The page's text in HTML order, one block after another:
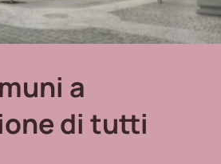
a
di tutti